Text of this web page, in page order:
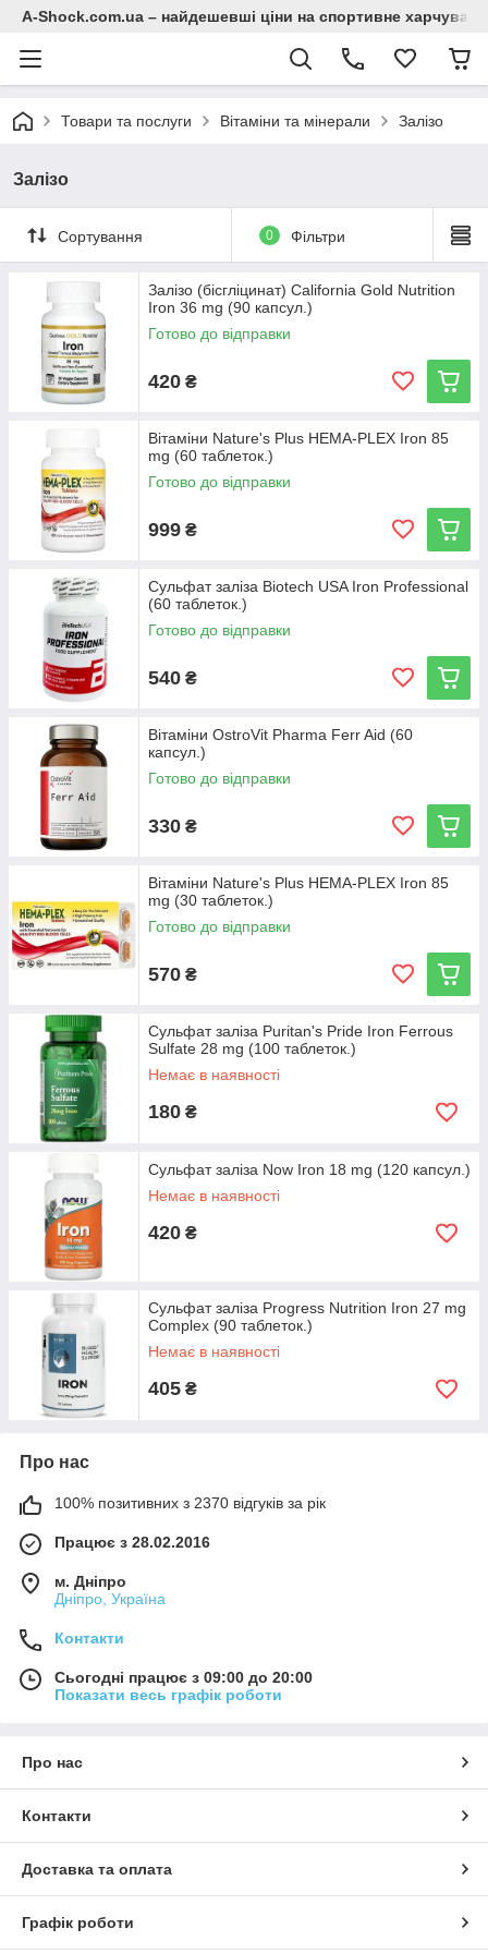
A-Shock.com.ua – найдешевші ціни на спортивне
Товари та послуги Вітаміни та мінерали Залізо
Залізо
Сортування 0 Фільтри
Залізо (бісгліцинат) California Gold Nutrition
Iron 36 mg (90 капсул.)
Готово до відправки
420 ₴
Вітаміни Nature's Plus HEMA-PLEX Iron 85
mg (60 таблеток.)
Готово до відправки
999 ₴
Сульфат заліза Biotech USA Iron Professional
(60 таблеток.)
Готово до відправки
540 ₴
Вітаміни OstroVit Pharma Ferr Aid (60
капсул.)
Готово до відправки
330 ₴
Вітаміни Nature's Plus HEMA-PLEX Iron 85
mg (30 таблеток.)
Готово до відправки
570 ₴
Сульфат заліза Puritan's Pride Iron Ferrous
Sulfate 28 mg (100 таблеток.)
Немає в наявності
180 ₴
Сульфат заліза Now Iron 18 mg (120 капсул.)
Немає в наявності
420 ₴
Сульфат заліза Progress Nutrition Iron 27 mg
Complex (90 таблеток.)
Немає в наявності
405 ₴
Про нас
100% позитивних з 2370 відгуків за рік
Працює з 28.02.2016
м. Дніпро
Дніпро, Україна
Контакти
Сьогодні працює з 09:00 до 20:00
Показати весь графік роботи
Про нас
Контакти
Доставка та оплата
Графік роботи